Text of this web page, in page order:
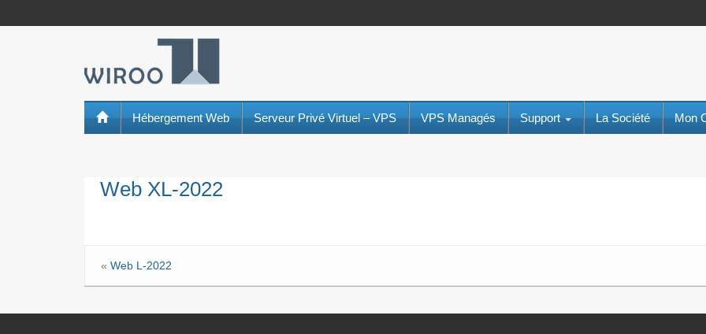
Hébergement Web Serveur Privé Virtuel – VPS VPS Managés Support La Société Mon
Web XL-2022
« Web L-2022